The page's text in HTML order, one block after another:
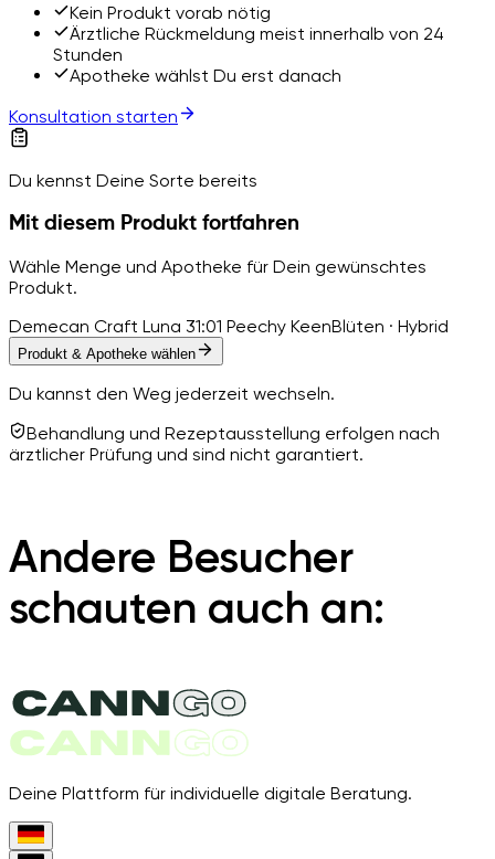
Kein Produkt vorab nötig
Ärztliche Rückmeldung meist innerhalb von 24
Stunden
Apotheke wählst Du erst danach
Konsultation starten
Du kennst Deine Sorte bereits
Mit diesem Produkt fortfahren
Wähle Menge und Apotheke für Dein gewünschtes
Produkt.
Demecan Craft Luna 31:01 Peechy KeenBlüten · Hybrid
Produkt & Apotheke wählen
Du kannst den Weg jederzeit wechseln.
Behandlung und Rezeptausstellung erfolgen nach
ärztlicher Prüfung und sind nicht garantiert.
Andere Besucher
schauten auch an:
Deine Plattform für individuelle digitale Beratung.